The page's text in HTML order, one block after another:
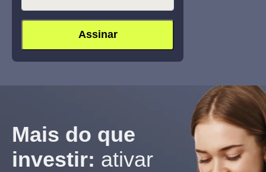
Mais do que
investir: ativar